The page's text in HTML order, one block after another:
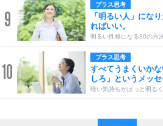
9
プラス思考
「明るい人」にな
ればいい。
明るい性格になる30の方
10
プラス思考
すべてうまくいか
しろ」というメッセ
暗い気持ちがぱっと明る